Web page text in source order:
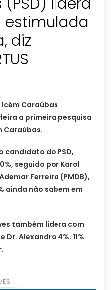
estimulada
diz
Caraúbas
a primeira pesquisa
Caraúbas.
candidato do PSD,
seguido por Karol
Ferreira (PMDB),
ainda não sabem em
também lidera com
Dr. Alexandro 4%. 11%